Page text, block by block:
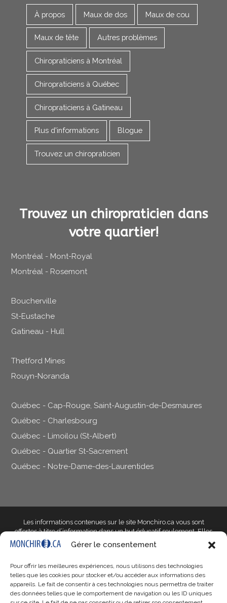
Gérer le consentement
Pour offrir les meilleures expériences, nous utilisons des technologies
telles que les cookies pour stocker et/ou accéder aux informations des
appareils. Le fait de consentir à ces technologies nous permettra de traiter
des données telles que le comportement de navigation ou les ID uniques
À propos Maux de dos Maux de cou
Maux de tête Autres problèmes
Chiropraticiens à Montréal
Chiropraticiens à Québec
Chiropraticiens à Gatineau
Plus d'informations Blogue
Trouvez un chiropraticien
Trouvez un chiropraticien dans
votre quartier!
Montréal - Mont-Royal
Montréal - Rosemont
Boucherville
St-Eustache
Gatineau - Hull
Thetford Mines
Rouyn-Noranda
Québec - Cap-Rouge, Saint-Augustin-de-Desmaures
Québec - Charlesbourg
Québec - Limoilou (St-Albert)
Québec - Quartier St-Sacrement
Québec - Notre-Dame-des-Laurentides
Les informations contenues sur le site Monchiro.ca vous sont
offertes à titre d’information dans un but éducatif seulement. Elles
ne doivent pas être utilisées dans le but d’établir un diagnostic et ne
peuvent en aucun cas remplacer l’avis d’un professionnel de la
votre situation. Si votre situation vous inquiète, parlez-en à votre
docteur en chiropratique ou à un autre professionnel qualifié de
votre choix.